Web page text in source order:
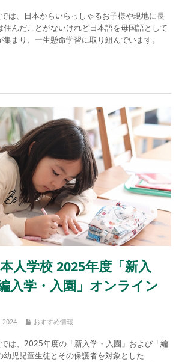
は、日本からいらっしゃるお子様や現地に長
住んだことがないけれど日本語を母国語として
集まり、一生懸命学習に取り組んでいます。
人学校 2025年度「新入
入学・入園」オンライン
2024 おすすめ情報
は、2025年度の「新入学・入園」および「編
幼児児童生徒とその保護者を対象とした